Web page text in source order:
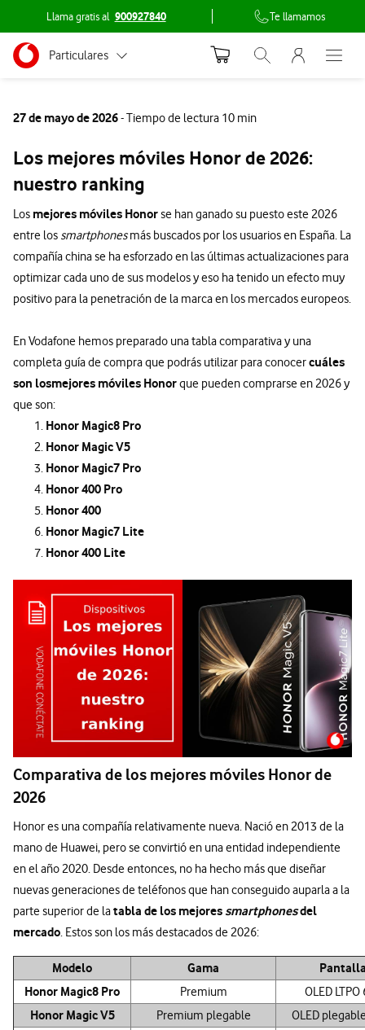
Llama gratis al 900927840 Te llamamos
Ir a la pagina principal de vodafone.es
Menu navegación Segmento
Particulares
Grandes empresas
y AA.PP.
Abrir buscador.
Menu
Abre
27 de mayo de 2026- Tiempo de lectura 10 min
Los mejores móviles Honor de 2026:
nuestro ranking
Los mejores móviles Honorse han ganado su puesto este 2026
entre los smartphonesmás buscados por los usuarios en España. La
compañía china se ha esforzado en las últimas actualizaciones para
optimizar cada uno de sus modelos y eso ha tenido un efecto muy
positivo para la penetración de la marca en los mercados europeos.
En Vodafone hemos preparado una tabla comparativa y una
completa guía de compra que podrás utilizar para conocercuáles
son losmejores móviles Honorque pueden comprarse en 2026 y
que son:
Honor Magic8 Pro
Honor Magic V5
Honor Magic7 Pro
Honor 400 Pro
Honor 400
Honor Magic7 Lite
Honor 400 Lite
Comparativa de los mejores móviles Honor de
2026
Honor es una compañía relativamente nueva. Nació en 2013 de la
mano de Huawei, pero se convirtió en una entidad independiente
en el año 2020. Desde entonces, no ha hecho más que diseñar
nuevas generaciones de teléfonos que han conseguido auparla a la
parte superior de latabla de los mejores smartphonesdel
mercado. Estos son los más destacados de 2026:
Modelo Gama
Honor Magic8 Pro
Premium OLED LTPO
Honor Magic V5 Premium plegable OLED